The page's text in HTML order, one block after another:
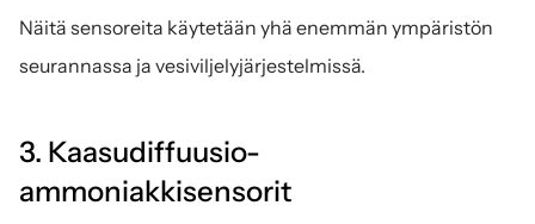
Näitä sensoreita käytetään yhä enemmän ympäristön
seurannassa ja vesiviljelyjärjestelmissä.
3. Kaasudiffuusio-
ammoniakkisensorit